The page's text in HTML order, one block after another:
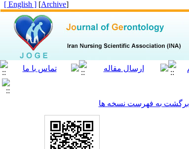
[
Archive
]
[ English ]
برگشت به فهرست نسخه ها